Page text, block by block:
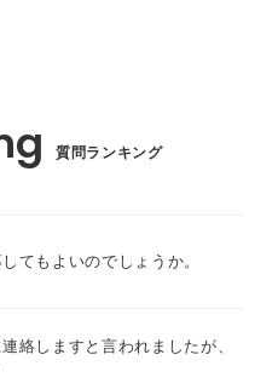
質問ランキング
てもよいのでしょうか。
絡しますと言われましたが、